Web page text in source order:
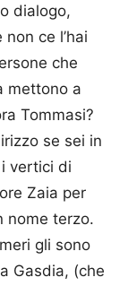
dialogo,
ce l’hai
che
mettono a
Tommasi?
se sei in
vertici di
Zaia per
nome terzo.
gli sono
Gasdia, (che